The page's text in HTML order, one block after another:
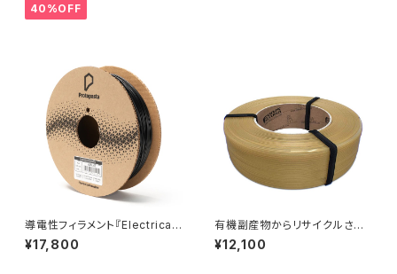
40%OFF
導電性フィラメント『Electricall
y Conductive Composite P
LA』
¥17,800
有機副産物からリサイクルされ
た『ReForm Organic rPLA』
¥12,100